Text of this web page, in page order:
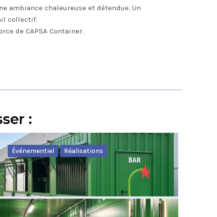
ambiance chaleureuse et détendue. Un
collectif.
de CAPSA Container.
:
Événementiel Réalisations